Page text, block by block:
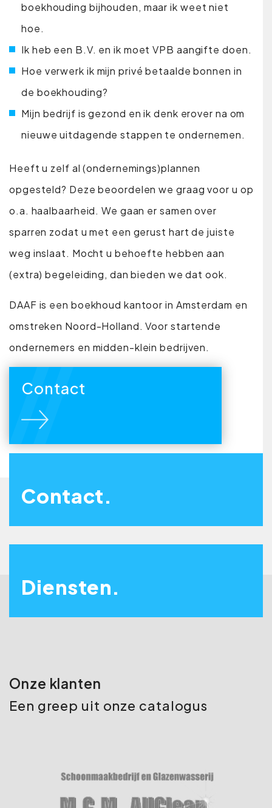
boekhouding bijhouden, maar ik weet niet
hoe.
Ik heb een B.V. en ik moet VPB aangifte doen.
Hoe verwerk ik mijn privé betaalde bonnen in
de boekhouding?
Mijn bedrijf is gezond en ik denk erover na om
nieuwe uitdagende stappen te ondernemen.
Heeft u zelf al (ondernemings)plannen
opgesteld? Deze beoordelen we graag voor u op
o.a. haalbaarheid. We gaan er samen over
sparren zodat u met een gerust hart de juiste
weg inslaat. Mocht u behoefte hebben aan
(extra) begeleiding, dan bieden we dat ook.
DAAF is een boekhoud kantoor in Amsterdam en
omstreken Noord-Holland. Voor startende
ondernemers en midden-klein bedrijven.
Contact
Contact.
Diensten.
Onze klanten
Een greep uit onze catalogus